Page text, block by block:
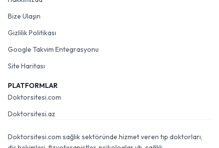
Hakkımızda
Bize Ulaşın
Gizlilik Politikası
Google Takvim Entegrasyonu
Site Haritası
PLATFORMLAR
Doktorsitesi.com
Doktorsitesi.az
Doktorsitesi.com sağlık sektöründe hizmet veren tıp doktorları,